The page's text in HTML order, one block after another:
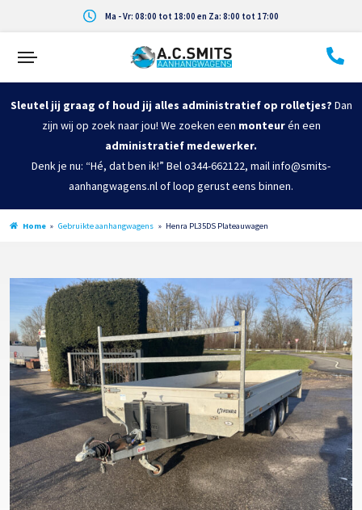
Ma - Vr: 08:00 tot 18:00 en Za: 8:00 tot 17:00
Sleutel jij graag of houd jij alles administratief op rolletjes? Dan
zijn wij op zoek naar jou! We zoeken een monteurén een
administratief medewerker.
Denk je nu: “Hé, dat ben ik!” Bel o344-662122, mail info@smits-
aanhangwagens.nl of loop gerust eens binnen.
Home » Gebruikte aanhangwagens » Henra PL35DS Plateauwagen